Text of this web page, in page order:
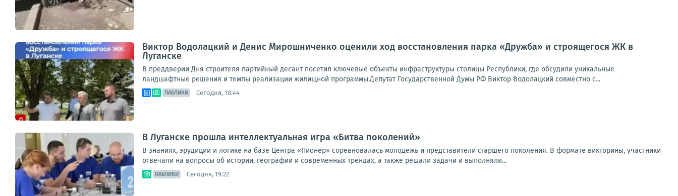
Виктор Водолацкий и Денис Мирошниченко оценили ход восстановления парка «Дружба» и строящегося ЖК в
Луганске
В преддверии Дня строителя партийный десант посетил ключевые объекты инфраструктуры столицы Республики, где обсудили уникальные
ландшафтные решения и темпы реализации жилищной программы.Депутат Государственной Думы РФ Виктор Водолацкий совместно с...
ПАБЛИКИ Сегодня, 18:44
В Луганске прошла интеллектуальная игра «Битва поколений»
В знаниях, эрудиции и логике на базе Центра «Пионер» соревновалась молодежь и представители старшего поколения. В формате викторины, участники
отвечали на вопросы об истории, географии и современных трендах, а также решали задачи и выполняли...
ПАБЛИКИ Сегодня, 19:22